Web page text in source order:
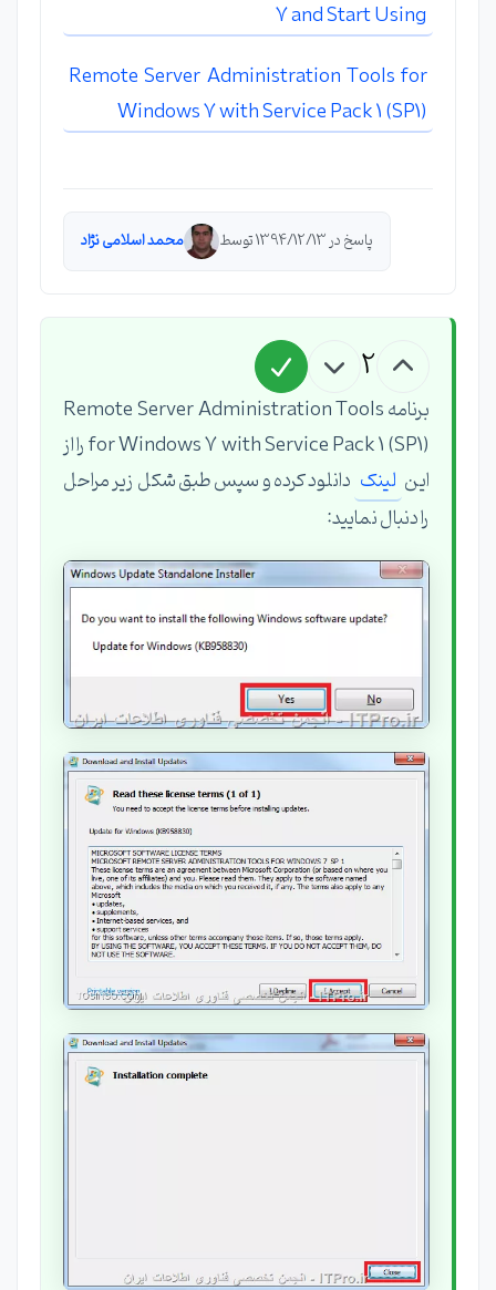
7 and Start Using
Remote Server Administration Tools for
Windows 7 with Service Pack 1 (SP1)
پاسخ در 1394/12/13 توسط محمد اسلامی نژاد
2
برنامه Remote Server Administration Tools
for Windows 7 with Service Pack 1 (SP1) را از
این لینک دانلود کرده و سپس طبق شکل زیر مراحل
را دنبال نمایید: